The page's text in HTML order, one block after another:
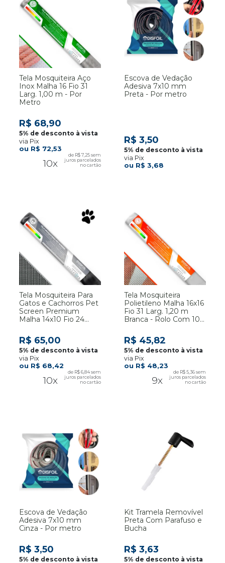
Tela Mosquiteira Aço
Inox Malha 16 Fio 31
Larg. 1,00 m - Por
Metro
R$ 72,53
10x
R$ 7,25
R$ 68,90
via Pix
Escova de Vedação
Adesiva 7x10 mm
Preta - Por metro
R$ 3,68
R$ 3,50
via Pix
Tela Mosquiteira Para
Gatos e Cachorros Pet
Screen Premium
Malha 14x10 Fio 24
Metro
R$ 68,42
10x
R$ 6,84
R$ 65,00
via Pix
Tela Mosquiteira
Polietileno Malha 16x16
Fio 31 Larg. 1,20 m
Branca - Rolo Com 10
R$ 48,23
9x
R$ 5,36
R$ 45,82
via Pix
Escova de Vedação
Adesiva 7x10 mm
Cinza - Por metro
R$ 3,50
Kit Tramela Removível
Preta Com Parafuso e
Bucha
R$ 3,63